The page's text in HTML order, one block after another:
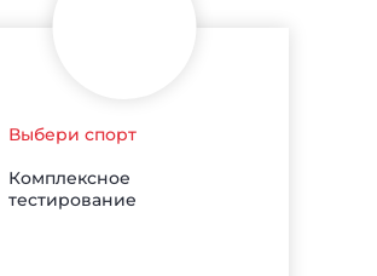
Выбери спорт
Комплексное
тестирование